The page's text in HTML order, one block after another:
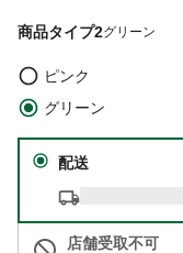
商品タイプ2グリーン
ピンク
グリーン
配送
店舗受取不可